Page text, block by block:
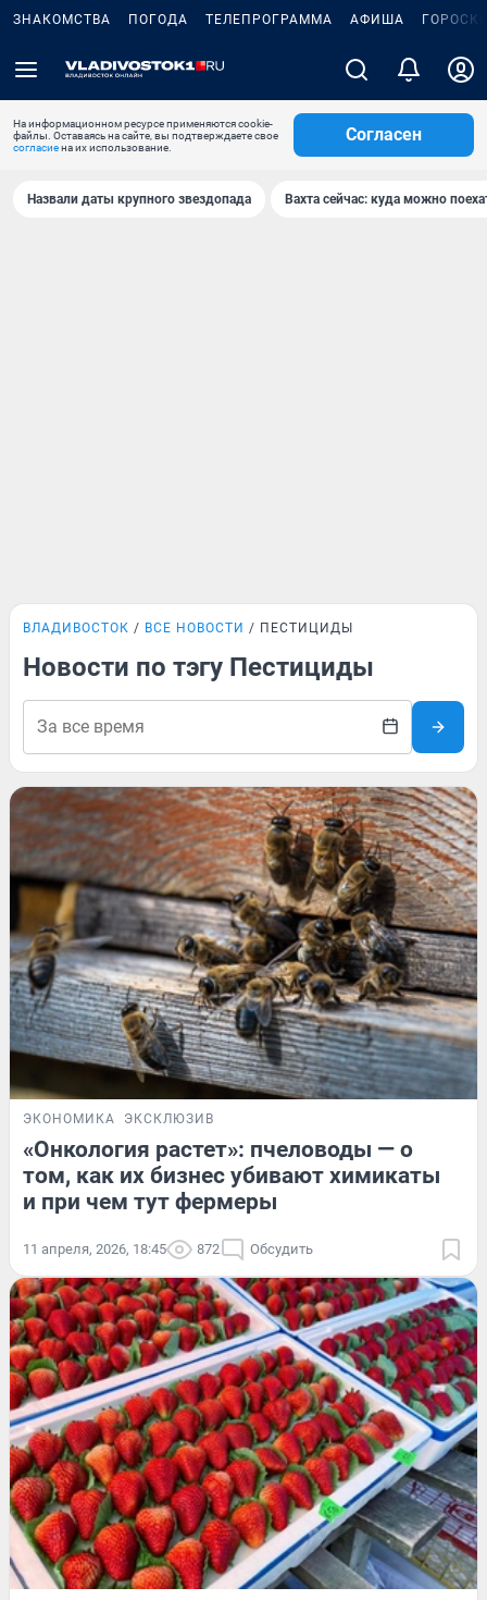
ЗНАКОМСТВА ПОГОДА ТЕЛЕПРОГРАММА АФИША
На информационном ресурсе применяются cookie-
файлы. Оставаясь на сайте, вы подтверждаете свое
согласиена их использование.
Согласен
Назвали даты крупного звездопада Вахта сейчас: куда можно
ВЛАДИВОСТОК ВСЕ НОВОСТИ ПЕСТИЦИДЫ
Новости по тэгу Пестициды
ЭКОНОМИКА ЭКСКЛЮЗИВ
«Онкология растет»: пчеловоды — о
том, как их бизнес убивают химикаты
и при чем тут фермеры
11 апреля, 2026, 18:45 872 Обсудить